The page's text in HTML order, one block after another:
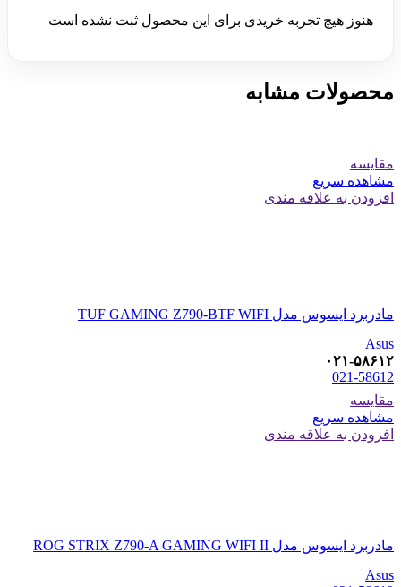
هنوز هیچ تجربه خریدی برای این محصول ثبت نشده است
محصولات مشابه
مقایسه
مشاهده سریع
افزودن به علاقه مندی
مادربرد ایسوس مدل TUF GAMING Z790-BTF WIFI
Asus
۰۲۱-۵۸۶۱۲
021-58612
مقایسه
مشاهده سریع
افزودن به علاقه مندی
مادربرد ایسوس مدل ROG STRIX Z790-A GAMING WIFI II
Asus